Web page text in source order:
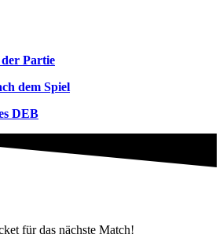
der Partie
dem Spiel
DEB
für das nächste Match!